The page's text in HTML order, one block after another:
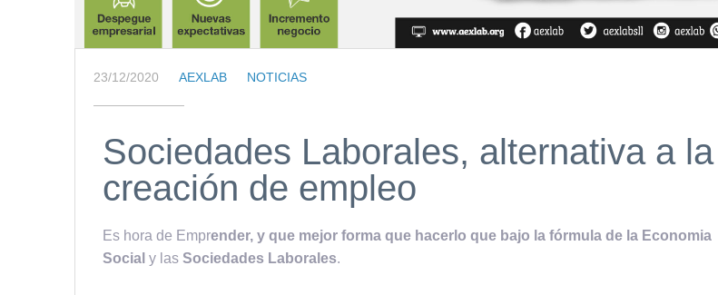
23/12/2020 AEXLAB NOTICIAS
Sociedades Laborales, alternativa a la
creación de empleo
Es hora de Emprender, y que mejor forma que hacerlo que bajo la fórmula de la Economia
Social y las Sociedades Laborales.